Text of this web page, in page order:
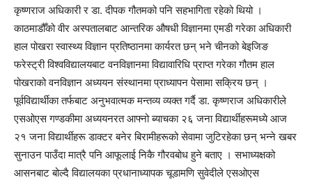
कृष्णराज अधिकारी र डा. दीपक गौतमको पनि सहभागिता रहेको थियो ।
काठमाडौँको वीर अस्पतालबाट आन्तरिक औषधी विज्ञानमा एमडी गरेका अधिकारी
हाल पोखरा स्वास्थ्य विज्ञान प्रतिष्ठानमा कार्यरत छन् भने चीनको बेइजिङ
फरेस्ट्री विश्वविद्यालयबाट वनविज्ञानमा विद्यावारिधि प्राप्त गरेका गौतम हाल
पोखराको वनविज्ञान अध्ययन संस्थानमा प्राध्यापन पेसामा सक्रिय छन् ।
पूर्वविद्यार्थीका तर्फबाट अनुभवात्मक मन्तव्य व्यक्त गर्दै डा. कृष्णराज अधिकारीले
एसओएस गण्डकीमा अध्ययनरत आफ्नो ब्याचका २६ जना विद्यार्थीहरूमध्ये आज
२१ जना विद्यार्थीहरू डाक्टर बनेर बिरामीहरूको सेवामा जुटिरहेका छन् भन्ने खबर
सुनाउन पाउँदा मात्रै पनि आफूलाई निकै गौरवबोध हुने बताए । सभाध्यक्षको
आसनबाट बोल्दै विद्यालयका प्रधानाध्यापक चूडामणि सुवेदीले एसओएस